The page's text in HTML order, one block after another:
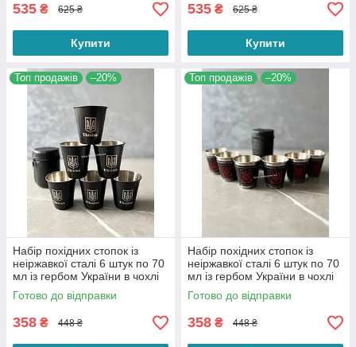
535 ₴ 625 ₴
Купити
535 ₴ 625 ₴
Купити
Топ продажів –20%
Набір похідних стопок із
неіржавкої сталі 6 штук по 70
мл із гербом України в чохлі
Готово до відправки
358 ₴ 448 ₴
Топ продажів –20%
Набір похідних стопок із
неіржавкої сталі 6 штук по 70
мл із гербом України в чохлі
Готово до відправки
358 ₴ 448 ₴